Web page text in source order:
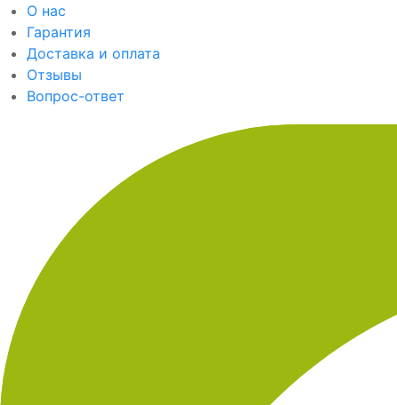
О нас
Гарантия
Доставка и оплата
Отзывы
Вопрос-ответ